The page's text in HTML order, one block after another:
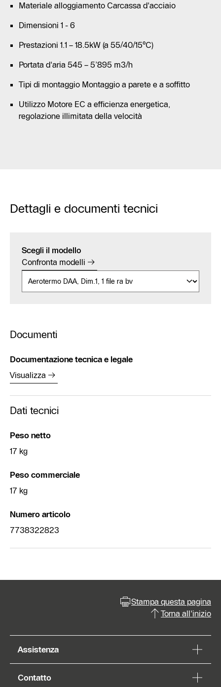
Materiale alloggiamento Carcassa d'acciaio
Dimensioni 1 - 6
Prestazioni 1.1 – 18.5kW (a 55/40/15°C)
Portata d'aria 545 – 5’895 m3/h
Tipi di montaggio Montaggio a parete e a soffitto
Utilizzo Motore EC a efficienza energetica,
regolazione illimitata della velocità
Dettagli e documenti tecnici
Scegli il modello
Confronta modelli
Documenti
Documentazione tecnica e legale
Visualizza
Dati tecnici
Peso netto
17 kg
Peso commerciale
17 kg
Numero articolo
7738322823
Stampa questa pagina
Torna all'inizio
Assistenza
Contatto